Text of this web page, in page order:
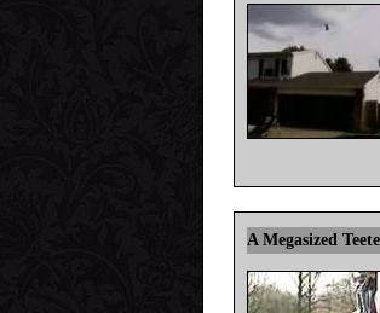
A Megasized